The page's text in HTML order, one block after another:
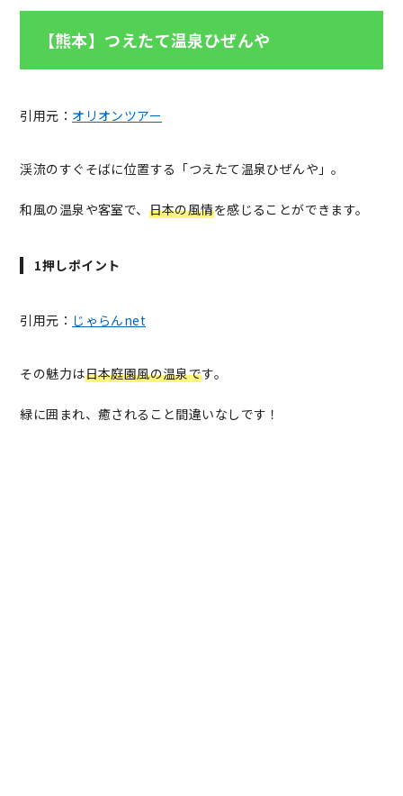
【熊本】つえたて温泉ひぜんや
引用元： オリオンツアー
渓流のすぐそばに位置する「つえたて温泉ひぜんや」。
和風の温泉や客室で、 日本の風情を感じることができます。
1押しポイント
引用元： じゃらんnet
その魅力は日本庭園風の温泉です。
緑に囲まれ、癒されること間違いなしです！